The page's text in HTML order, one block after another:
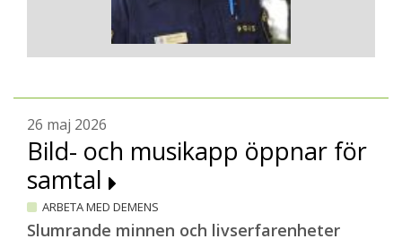
26 maj 2026
Bild- och musikapp öppnar för
samtal
ARBETA MED DEMENS
Slumrande minnen och livserfarenheter